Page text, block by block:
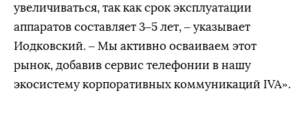
увеличиваться, так как срок эксплуатации
аппаратов составляет 3–5 лет, – указывает
Иодковский. – Мы активно осваиваем этот
рынок, добавив сервис телефонии в нашу
экосистему корпоративных коммуникаций IVA».